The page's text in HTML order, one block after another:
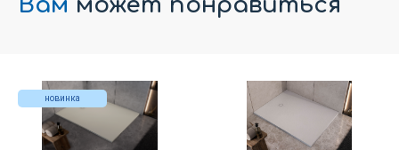
Вам может понравиться
новинка